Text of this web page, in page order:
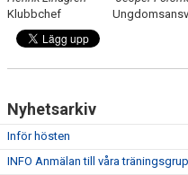
Klubbchef
Nyhetsarkiv
Inför hösten
INFO Anmälan till våra